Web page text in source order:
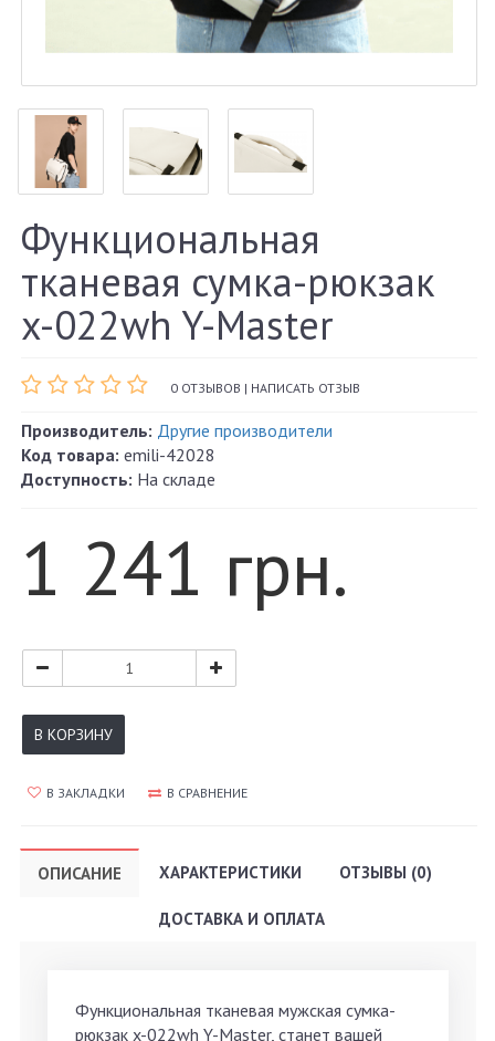
Функциональная
тканевая сумка-рюкзак
x-022wh Y-Master
0 ОТЗЫВОВ | НАПИСАТЬ ОТЗЫВ
Производитель: Другие производители
Код товара: emili-42028
Доступность: На складе
1 241 грн.
В КОРЗИНУ
В ЗАКЛАДКИ В СРАВНЕНИЕ
ОПИСАНИЕ ХАРАКТЕРИСТИКИ ОТЗЫВЫ (0)
ДОСТАВКА И ОПЛАТА
Функциональная тканевая мужская сумка-
рюкзак x-022wh Y-Master, станет вашей